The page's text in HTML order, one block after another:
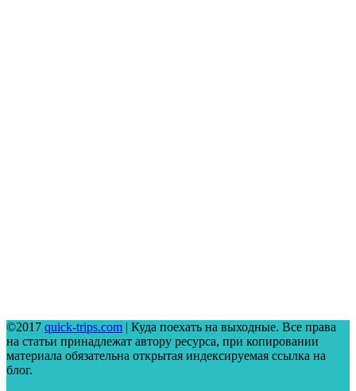
©2017 quick-trips.com | Куда поехать на выходные. Все права
на статьи принадлежат автору ресурса, при копировании
материала обязательна открытая индексируемая ссылка на
блог.